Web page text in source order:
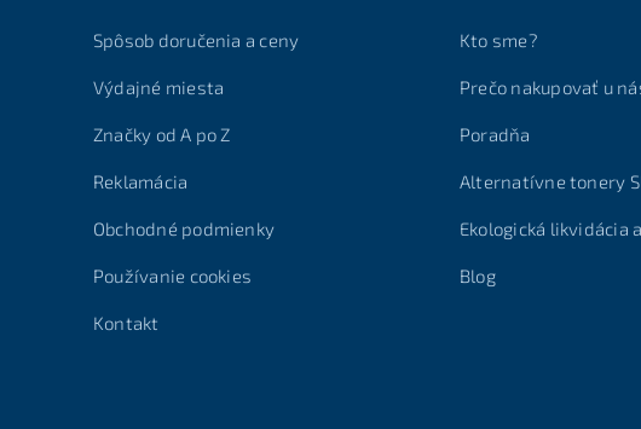
Spôsob doručenia a ceny
Výdajné miesta
Značky od A po Z
Reklamácia
Obchodné podmienky
Používanie cookies
Kontakt
Kto sme?
Prečo nakupovať u
Poradňa
Alternatívne tonery
Ekologická likvidácia
Blog